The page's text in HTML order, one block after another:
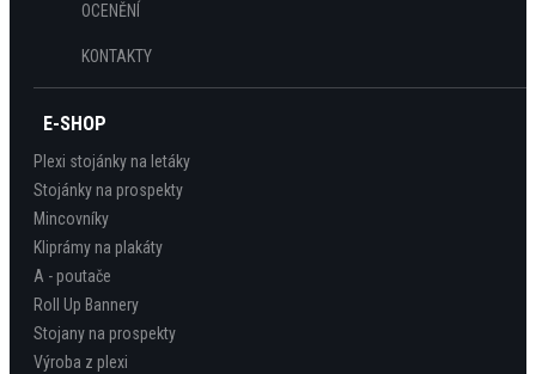
OCENĚNÍ
KONTAKTY
E-SHOP
Plexi stojánky na letáky
Stojánky na prospekty
Mincovníky
Kliprámy na plakáty
A - poutače
Roll Up Bannery
Stojany na prospekty
Výroba z plexi